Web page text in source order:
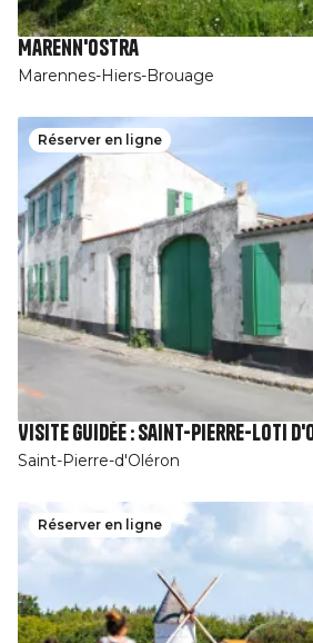
Marenn'Ostra
Marennes-Hiers-Brouage
Réserver en ligne
Visite guidée : Saint-Pierre-Loti
Saint-Pierre-d'Oléron
Réserver en ligne